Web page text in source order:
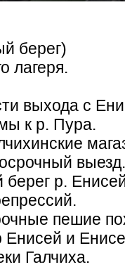
берег)
лагеря.
выхода с
к р. Пура.
р.
пешие
и
Галчиха.